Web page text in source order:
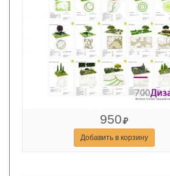
950
Добавить в корзину